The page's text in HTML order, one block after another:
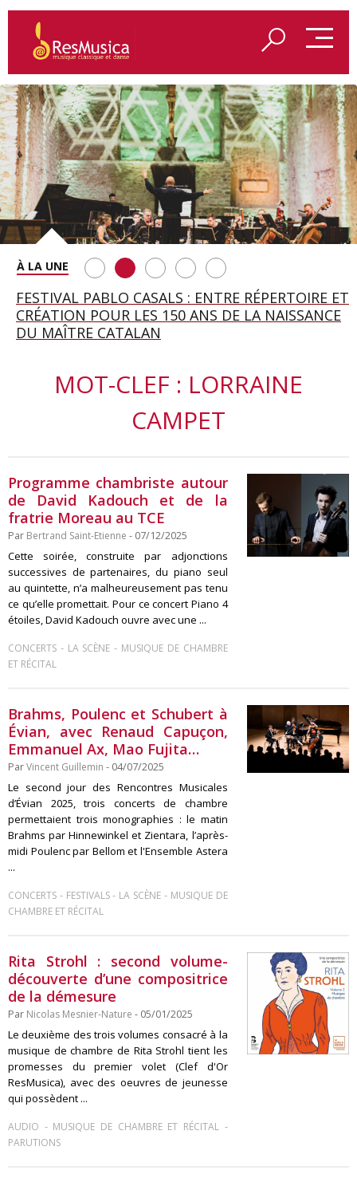
SAINT FRANÇOIS D’ASSISE À SALZBOURG, UNE
SOIRÉE IMMENSE PORTÉE PAR ROMEO
CASTELLUCCI ET MAXIME PASCAL
FESTIVAL PABLO CASALS : ENTRE RÉPERTOIRE ET
CRÉATION POUR LES 150 ANS DE LA NAISSANCE
DU MAÎTRE CATALAN
A BAYREUTH, LE 150E ANNIVERSAIRE DU RING
WAGNÉRIEN GÉNÉRÉ PAR L’IA
BETSY JOLAS FÊTE SON CENTIÈME
ANNIVERSAIRE
GEORGE BENJAMIN : « MES PARENTS AVAIENT
CETTE EXIGENCE DE L’OBJET CISELÉ »
MOT-CLEF : LORRAINE
CAMPET
Programme chambriste autour
de David Kadouch et de la
fratrie Moreau au TCE
Par Bertrand Saint-Etienne - 07/12/2025
Cette soirée, construite par adjonctions
successives de partenaires, du piano seul
au quintette, n’a malheureusement pas tenu
ce qu’elle promettait. Pour ce concert Piano 4
étoiles, David Kadouch ouvre avec une ...
CONCERTS - LA SCÈNE - MUSIQUE DE CHAMBRE
ET RÉCITAL
Brahms, Poulenc et Schubert à
Évian, avec Renaud Capuçon,
Emmanuel Ax, Mao Fujita…
ParVincent Guillemin - 04/07/2025
Le second jour des Rencontres Musicales
d’Évian 2025, trois concerts de chambre
permettaient trois monographies : le matin
Brahms par Hinnewinkel et Zientara, l’après-
midi Poulenc par Bellom et l'Ensemble Astera
...
CONCERTS - FESTIVALS- LA SCÈNE - MUSIQUE DE
CHAMBRE ET RÉCITAL
Rita Strohl : second volume-
découverte d’une compositrice
de la démesure
Par Nicolas Mesnier-Nature - 05/01/2025
Le deuxième des trois volumes consacré à la
musique de chambre de Rita Strohl tient les
promesses du premier volet (Clef d'Or
ResMusica), avec des oeuvres de jeunesse
qui possèdent ...
AUDIO - MUSIQUE DE CHAMBRE ET RÉCITAL-
PARUTIONS